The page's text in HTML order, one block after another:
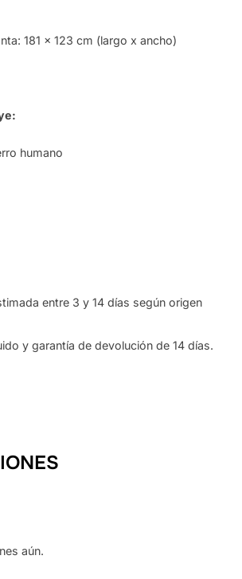
181 x 123 cm (largo x ancho)
humano
entre 3 y 14 días según origen
y garantía de devolución de 14 días.
aún.